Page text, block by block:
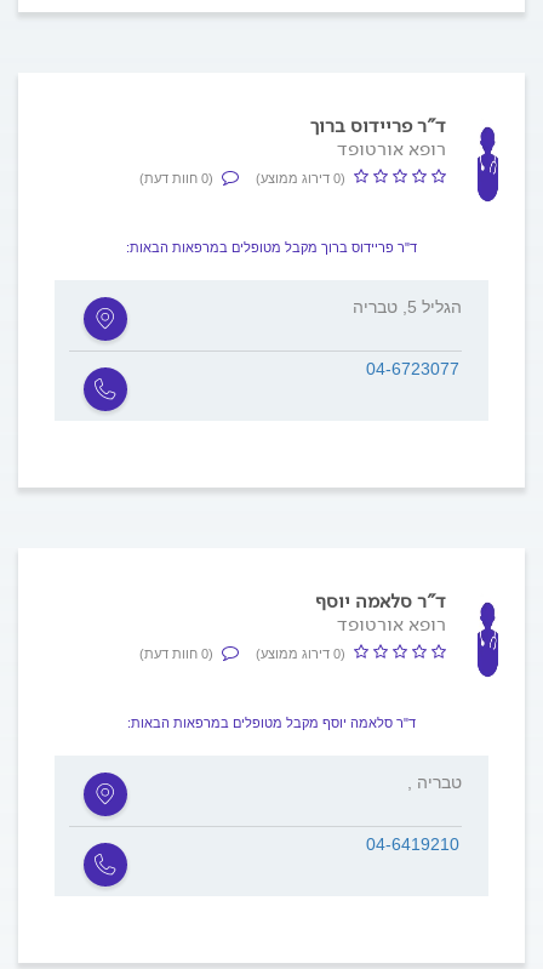
ד"ר פריידוס ברוך
רופא אורטופד
(0 דירוג ממוצע) (0 חוות דעת)
ד"ר פריידוס ברוך מקבל מטופלים במרפאות הבאות:
הגליל 5, טבריה
04-6723077
ד"ר סלאמה יוסף
רופא אורטופד
(0 דירוג ממוצע) (0 חוות דעת)
ד"ר סלאמה יוסף מקבל מטופלים במרפאות הבאות:
, טבריה
04-6419210